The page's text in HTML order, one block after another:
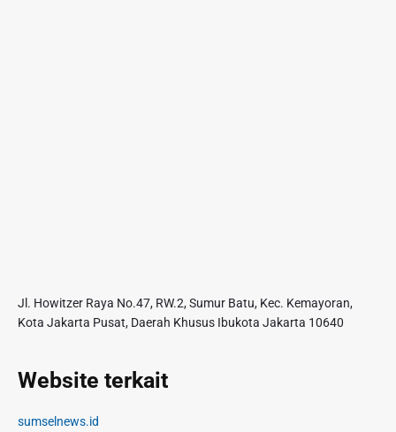
Jl. Howitzer Raya No.47, RW.2, Sumur Batu, Kec. Kemayoran,
Kota Jakarta Pusat, Daerah Khusus Ibukota Jakarta 10640
Website terkait
sumselnews.id